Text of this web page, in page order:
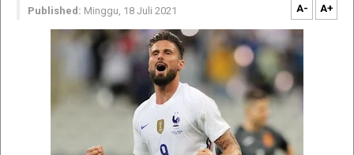
Published: Minggu, 18 Juli 2021 A- A+